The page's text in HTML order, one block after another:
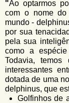
d
e
b
u
s
c
h
o
"Ao optarmos
com o nome
mundo -
por sua
pela sua
como a
Todavia,
interessantes
dotada de uma
delphinus, que
Golfinhos de